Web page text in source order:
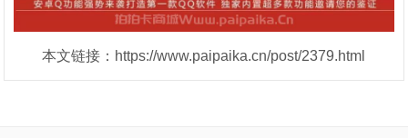
本文链接：https://www.paipaika.cn/post/2379.html